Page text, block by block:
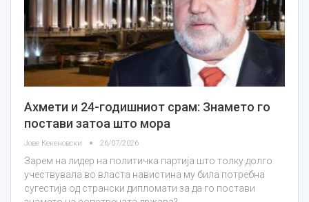
Ахмети и 24-годишниот срам: Знамето го
постави затоа што мора
Јове Кекеновски 26/07/2026
Зарем на лидер на политичка партија што толку долго
учествувала во власта навистина му била потребна
сугестија од странски дипломати за да го постави